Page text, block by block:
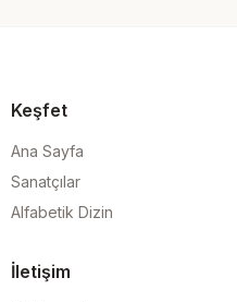
Keşfet
Ana Sayfa
Sanatçılar
Alfabetik Dizin
İletişim